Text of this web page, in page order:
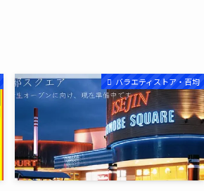
バラエティストア・百均